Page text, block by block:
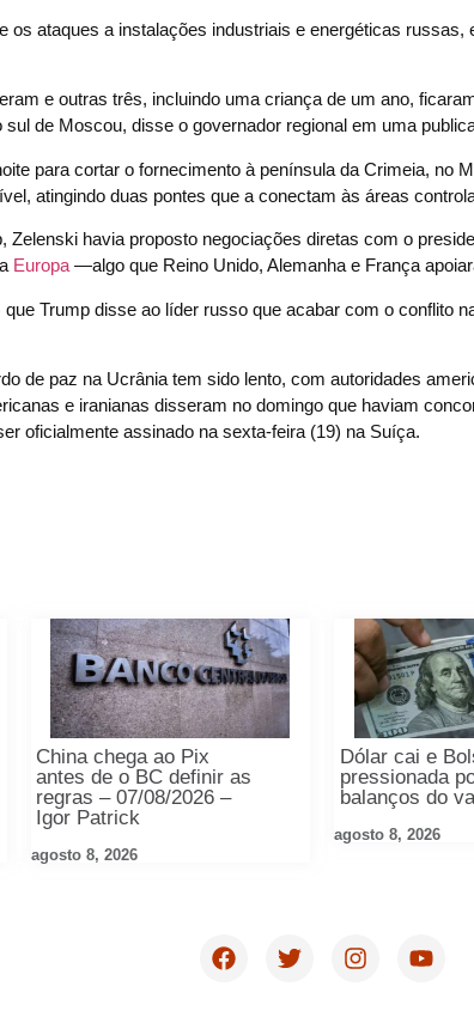
os ataques a instalações industriais e energéticas
e outras três, incluindo uma criança de um ano,
de Moscou, disse o governador regional em uma
para cortar o fornecimento à península da Crimeia, no
atingindo duas pontes que a conectam às áreas
Zelenski havia proposto negociações diretas com o
Europa —algo que Reino Unido, Alemanha e França
Trump disse ao líder russo que acabar com o conflito
de paz na Ucrânia tem sido lento, com autoridades
e iranianas disseram no domingo que haviam
oficialmente assinado na sexta-feira (19) na Suíça.
China chega ao Pix
antes de o BC definir as
regras – 07/08/2026 –
Igor Patrick
agosto 8, 2026
Dólar cai e
pressionada
balanços do
agosto 8, 2026